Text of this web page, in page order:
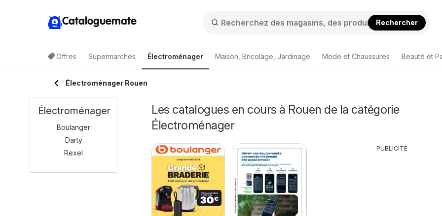
Cataloguemate Rechercher
Offres Supermarchés Électroménager Maison, Bricolage, Jardinage Mode et Chaussures Beauté et
Électroménager Rouen
Les catalogues en cours à Rouen de la catégorie
Électroménager
PUBLICITÉ
Électroménager
Boulanger
Darty
Rexel